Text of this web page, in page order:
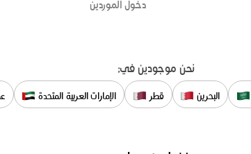
دخول الموردين
نحن موجودين في:
البحرين قطر الإمارات العربية المتحدة